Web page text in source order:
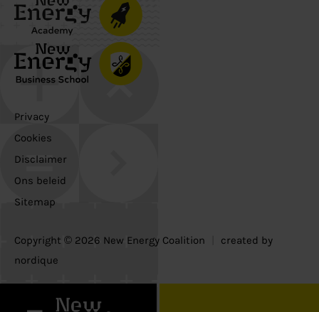
Copyright © 2026 New Energy Coalition
created by
nordique
Privacy
Cookies
Disclaimer
Ons beleid
Sitemap